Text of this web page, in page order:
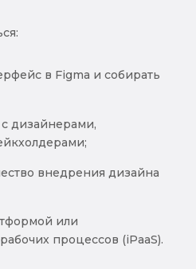
в Figma и собирать
дизайнерами,
внедрения дизайна
или
процессов (iPaaS).